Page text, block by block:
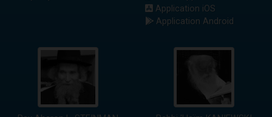
Application iOS
Application Android